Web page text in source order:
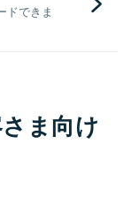
ドできま
ま向け